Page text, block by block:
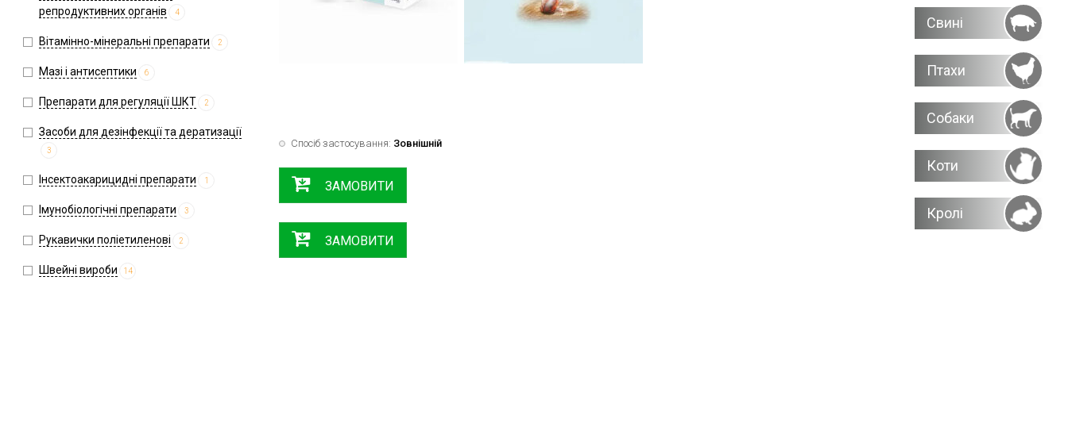
репродуктивних органів
4
Вітамінно-мінеральні препарати 2
Мазі і антисептики 6
Препарати для регуляції ШКТ 2
Засоби для дезінфекції та дератизації
3
Інсектоакарицидні препарати 1
Імунобіологічні препарати 3
Рукавички поліетиленові 2
Швейні вироби 14
Спосіб застосування: Зовнішній
ЗАМОВИТИ
ЗАМОВИТИ
Свині
Птахи
Собаки
Коти
Кролі